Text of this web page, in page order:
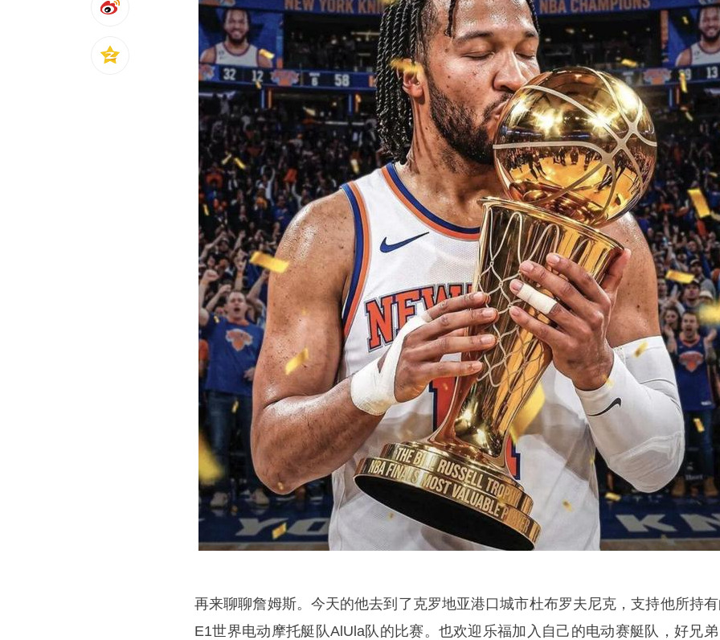
再来聊聊詹姆斯。今天的他去到了克罗地亚港口城市杜布罗夫尼克，支持他所持
E1世界电动摩托艇队AlUla队的比赛。也欢迎乐福加入自己的电动赛艇队，好兄